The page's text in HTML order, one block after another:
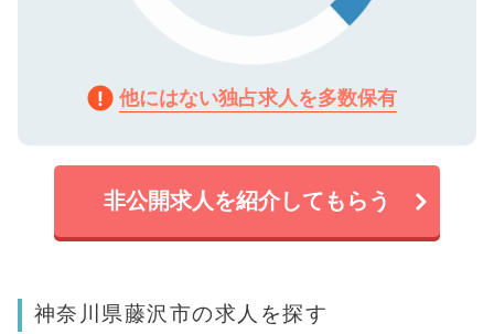
他にはない独占求人を多数保有
非公開求人を紹介してもらう
神奈川県藤沢市の求人を探す